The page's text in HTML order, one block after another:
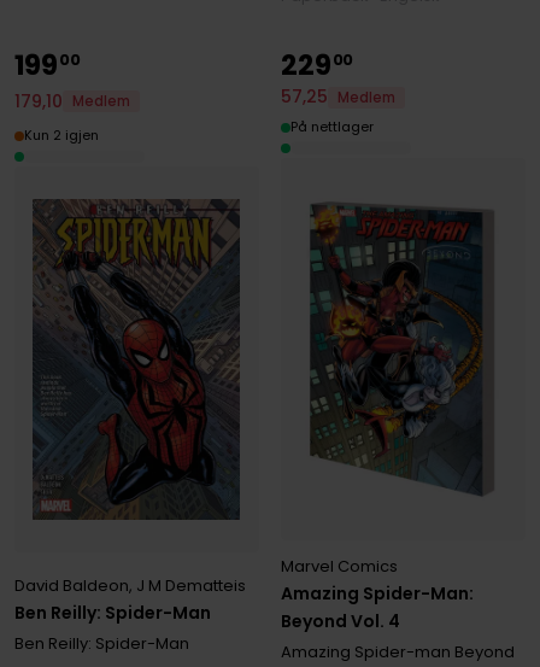
Ben Reilly: Spider-Man
David Baldeon, J M Dematteis
Ben Reilly: Spider-Man
19900
179,10
Medlem
Kun 2 igjen
Amazing Spider-Man:
Beyond Vol. 4
Marvel Comics
Amazing Spider-man Beyond
22900
57,25
Medlem
På nettlager